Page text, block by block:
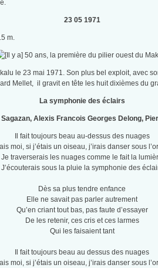
23 05 1971
m.
le 23 mai 1971. Son plus bel exploit, avec
Mellet, il gravit en tête les huit dixièmes du
La symphonie des éclairs
Sagazan, Alexis Francois Georges Delong,
Il fait toujours beau au-dessus des nuages
moi, si j’étais un oiseau, j’irais danser sous
Je traverserais les nuages comme le fait la
J’écouterais sous la pluie la symphonie des
Dès sa plus tendre enfance
Elle ne savait pas parler autrement
Qu’en criant tout bas, pas faute d’essayer
De les retenir, ces cris et ces larmes
Qui les faisaient tant
Il fait toujours beau au dessus des nuages
moi, si j’étais un oiseau, j’irais danser sous